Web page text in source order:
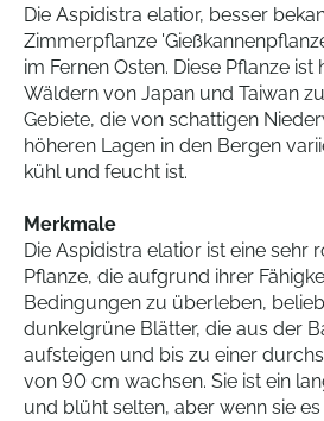
Die Aspidistra elatior, besser
Zimmerpflanze
im Fernen Osten. Diese Pflanze
Wäldern von Japan und Taiwan
Gebiete, die von schattigen
höheren Lagen in den Bergen
kühl und feucht ist.
Merkmale
Die Aspidistra elatior ist eine sehr
Pflanze, die aufgrund ihrer
Bedingungen zu überleben,
dunkelgrüne Blätter, die aus der
aufsteigen und bis zu einer
von 90 cm wachsen. Sie ist ein
und blüht selten, aber wenn sie